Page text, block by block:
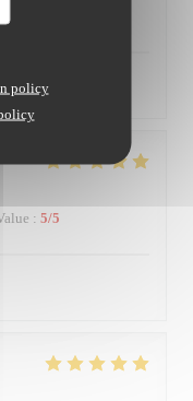
policy
sont excellents
: 5/5